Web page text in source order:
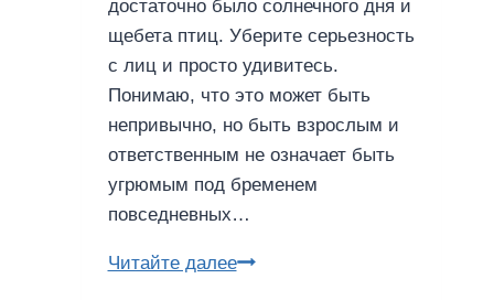
достаточно было солнечного дня и
щебета птиц. Уберите серьезность
с лиц и просто удивитесь.
Понимаю, что это может быть
непривычно, но быть взрослым и
ответственным не означает быть
угрюмым под бременем
повседневных…
Читайте далее6